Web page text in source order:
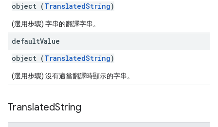
object (TranslatedString)
(選用步驟) 字串的翻譯字串。
defaultValue
object (TranslatedString)
(選用步驟) 沒有適當翻譯時顯示的字串。
TranslatedString